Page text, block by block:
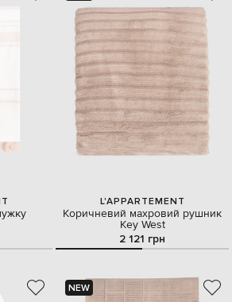
L'APPARTEMENT
Коричневий махровий рушник
Key West
2 121 грн
NEW